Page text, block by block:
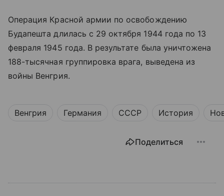
Операция Красной армии по освобождению
Будапешта длилась с 29 октября 1944 года по 13
февраля 1945 года. В результате была уничтожена
188-тысячная группировка врага, выведена из
войны Венгрия.
Венгрия Германия СССР История
Поделиться